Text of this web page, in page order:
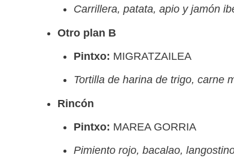
Carrillera, patata, apio y jamón
Otro plan B
Pintxo: MIGRATZAILEA
Tortilla de harina de trigo, carne
Rincón
Pintxo: MAREA GORRIA
Pimiento rojo, bacalao,